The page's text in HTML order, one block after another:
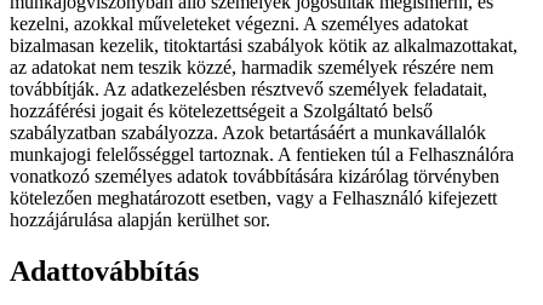
kezelni, azokkal műveleteket végezni. A személyes adatokat
bizalmasan kezelik, titoktartási szabályok kötik az alkalmazottakat,
az adatokat nem teszik közzé, harmadik személyek részére nem
továbbítják. Az adatkezelésben résztvevő személyek feladatait,
hozzáférési jogait és kötelezettségeit a Szolgáltató belső
szabályzatban szabályozza. Azok betartásáért a munkavállalók
munkajogi felelősséggel tartoznak. A fentieken túl a Felhasználóra
vonatkozó személyes adatok továbbítására kizárólag törvényben
kötelezően meghatározott esetben, vagy a Felhasználó kifejezett
hozzájárulása alapján kerülhet sor.
Adattovábbítás